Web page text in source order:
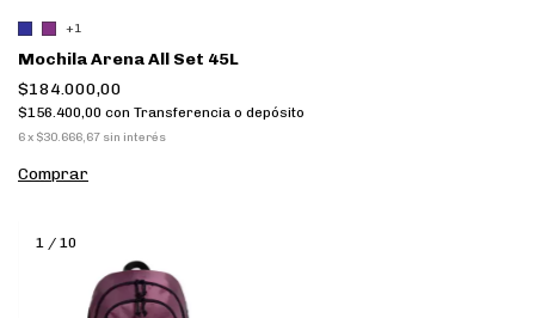
+1
Mochila Arena All Set 45L
$184.000,00
$156.400,00 con Transferencia o depósito
6x $30.666,67 sin interés
Comprar
1 / 10